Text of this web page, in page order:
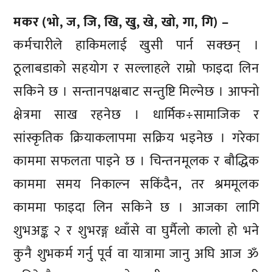
मकर (भो, ज, जि, खि, खु, खे, खो, गा, गि) –
कर्मचारीले हाकिमलाई खुसी पार्न सक्छन् ।
ठूलाबडाको सहयोग र सल्लाहले राम्रो फाइदा लिन
सकिने छ । सन्तानपक्षबाट सन्तुष्टि मिल्नेछ । आफ्नो
क्षेत्रमा साख रहनेछ । धार्मिक÷सामाजिक र
सांस्कृतिक क्रियाकलापमा सक्रिय भइनेछ । गरेका
काममा सफलता पाइने छ । चिन्तनमूलक र बौद्धिक
काममा समय निकाल्न सकिंदैन, तर श्रममूलक
काममा फाइदा लिन सकिने छ । आजका लागि
शुभअङ्क २ र शुभरङ्ग ध्वाँसे वा घुर्मैलो कालो हो भने
कुनै शुभकर्म गर्नु पूर्व वा यात्रामा जानु अघि आज ॐ